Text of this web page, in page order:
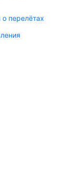
перелётах